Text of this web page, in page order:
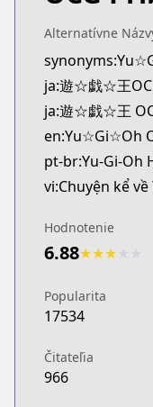
https://
Book☆Walker
Book☆Walker
https://
Alternatívne
ja:遊☆戯☆王
ja:遊☆戯☆王
en:Yu☆Gi☆Oh
pt-br:Yu-Gi-Oh
vi:Chuyện kể
Hodnotenie
6.88★★★
Popularita
17534
Čitateľia
966